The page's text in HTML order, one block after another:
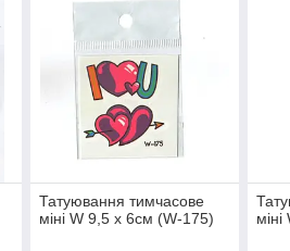
Татуювання тимчасове
міні W 9,5 х 6см (W-175)